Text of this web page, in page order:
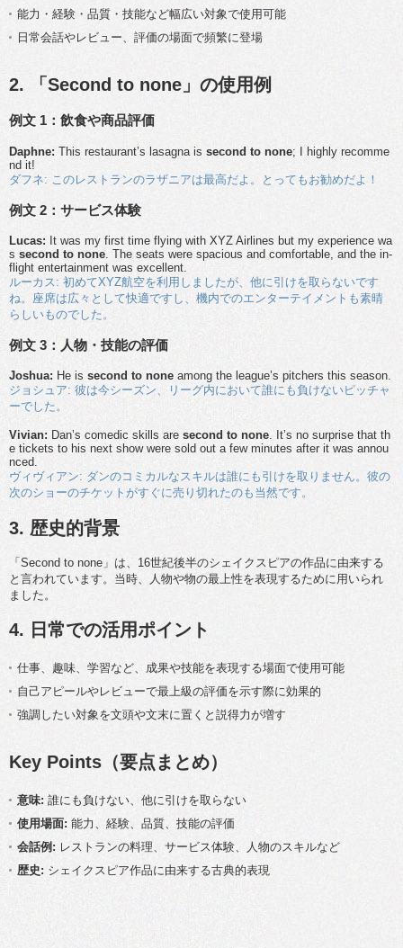
能力・経験・品質・技能など幅広い対象で使用可能
日常会話やレビュー、評価の場面で頻繁に登場
2. 「Second to none」の使用例
例文 1：飲食や商品評価
Daphne: This restaurant’s lasagna is second to none; I highly recomme
nd it!
ダフネ: このレストランのラザニアは最高だよ。とってもお勧めだよ！
例文 2：サービス体験
Lucas: It was my first time flying with XYZ Airlines but my experience wa
s second to none. The seats were spacious and comfortable, and the in-
flight entertainment was excellent.
ルーカス: 初めてXYZ航空を利用しましたが、他に引けを取らないです
ね。座席は広々として快適ですし、機内でのエンターテイメントも素晴
らしいものでした。
例文 3：人物・技能の評価
Joshua: He is second to none among the league’s pitchers this season.
ジョシュア: 彼は今シーズン、リーグ内において誰にも負けないピッチャ
ーでした。
Vivian: Dan’s comedic skills are second to none. It’s no surprise that th
e tickets to his next show were sold out a few minutes after it was annou
nced.
ヴィヴィアン: ダンのコミカルなスキルは誰にも引けを取りません。彼の
次のショーのチケットがすぐに売り切れたのも当然です。
3. 歴史的背景
「Second to none」は、16世紀後半のシェイクスピアの作品に由来する
と言われています。当時、人物や物の最上性を表現するために用いられ
ました。
4. 日常での活用ポイント
仕事、趣味、学習など、成果や技能を表現する場面で使用可能
自己アピールやレビューで最上級の評価を示す際に効果的
強調したい対象を文頭や文末に置くと説得力が増す
Key Points（要点まとめ）
意味: 誰にも負けない、他に引けを取らない
使用場面: 能力、経験、品質、技能の評価
会話例: レストランの料理、サービス体験、人物のスキルなど
歴史: シェイクスピア作品に由来する古典的表現